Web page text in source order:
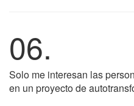
06.
Solo me interesan las
en un proyecto de